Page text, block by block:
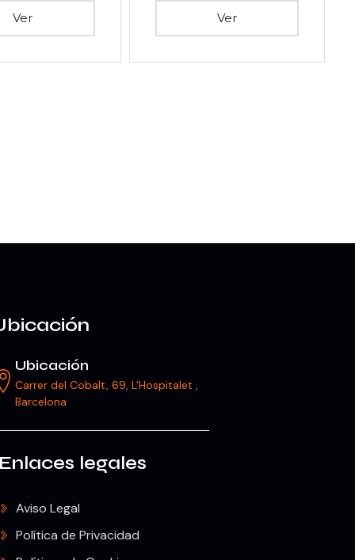
Ver Ver
Ubicación
Carrer del Cobalt, 69, L'Hospitalet ,
Barcelona
Enlaces legales
Aviso Legal
Política de Privacidad